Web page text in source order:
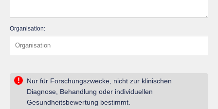
Organisation:
!
Nur für Forschungszwecke, nicht zur klinischen
Diagnose, Behandlung oder individuellen
Gesundheitsbewertung bestimmt.